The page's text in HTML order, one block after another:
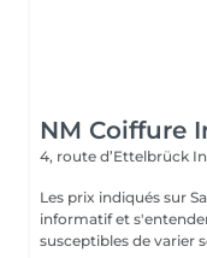
NM Coiffure
4, route d’Ettelbrück
Les prix indiqués sur
informatif et
susceptibles de varier